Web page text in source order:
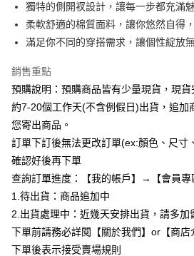
悠遊付
Google Pay
全支付
【關於「AFTEE先享後付」】
AFTEE先享後付是「在收到商品之後才付款」
便利好安心！
１．簡單：不需註冊會員、不需綁卡、不需儲值
２．便利：只要手機號碼，簡訊認證，即可結
３．安心：先確認商品／服務後，再付款。
１．於結帳方式選擇「AFTEE先享後付」後，
結帳頁面，進行簡訊認證並確認金額後，即可
ATM付款
運送方式
全家付款取貨
每筆NT$85，滿NT$799(含以上)免運費
付款後全家取貨
獨特的側開衩設計，讓每一步都充滿
柔軟舒適的棉質面料，讓你悠然自得
滿足你不同的穿搭需求，讓個性綻放無
銷售重點
預購說明：預購商品皆有少量現貨，現
約7-20個工作天(不含例假日)出貨，追加
您寄出商品。
訂單下訂後無法更改訂單(ex:顏色、尺寸
確認好後再下單
查詢訂單進度：【我的帳戶】→【會員
1.待出貨：商品追加中
2.出貨處理中：近幾天安排出貨，請多加
下單前請務必詳閱【關於我們】or【商
下單後表示接受賣場規則